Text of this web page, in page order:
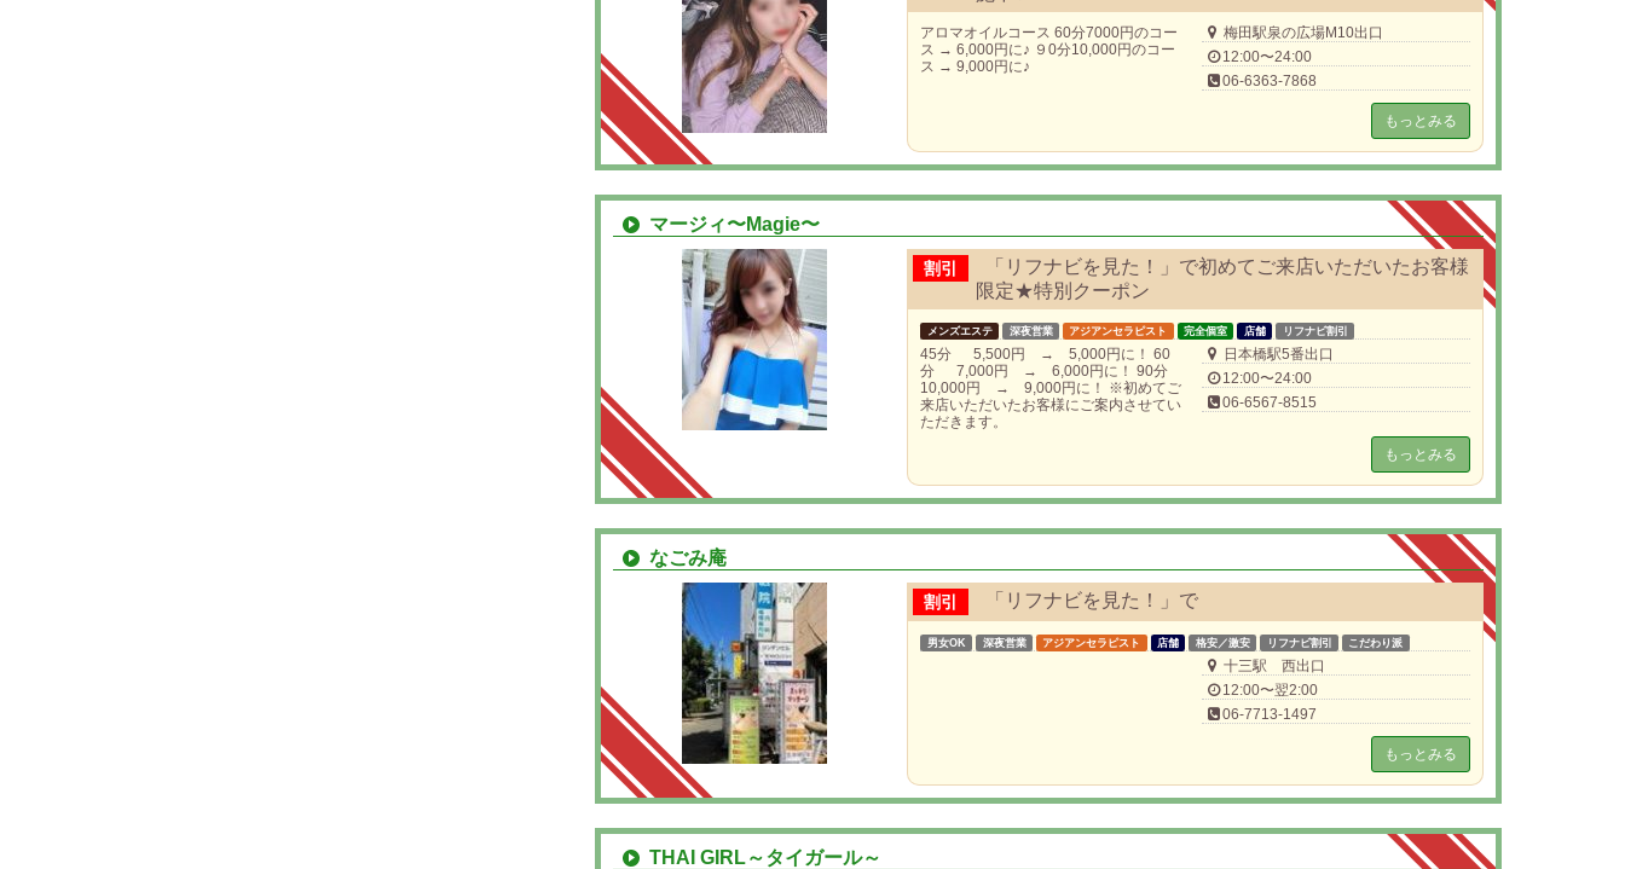
アロマオイルコース 60分7000円のコー
ス → 6,000円に♪ ９0分10,000円のコー
ス → 9,000円に♪
梅田駅泉の広場M10出口
12:00〜24:00
06-6363-7868
もっとみる
マージィ〜Magie〜
割引
「リフナビを見た！」で初めてご来店いただいたお客様
限定★特別クーポン
メンズエステ 深夜営業 アジアンセラピスト 完全個室 店舗 リフナビ割引
45分 5,500円 → 5,000円に！ 60
分 7,000円 → 6,000円に！ 90分
10,000円 → 9,000円に！ ※初めてご
来店いただいたお客様にご案内させてい
ただきます。
日本橋駅5番出口
12:00〜24:00
06-6567-8515
もっとみる
なごみ庵
割引 「リフナビを見た！」で
男女OK 深夜営業 アジアンセラピスト 店舗 格安／激安 リフナビ割引 こだわり派
十三駅 西出口
12:00〜翌2:00
06-7713-1497
もっとみる
THAI GIRL～タイガール～